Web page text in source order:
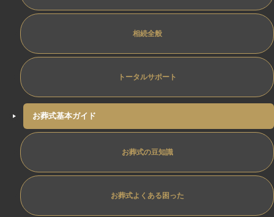
相続全般
トータルサポート
お葬式基本ガイド
お葬式の豆知識
お葬式よくある困った